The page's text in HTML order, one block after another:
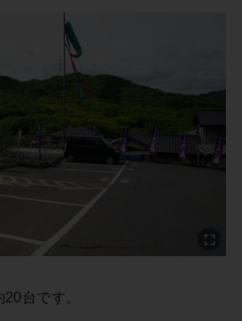
台です。